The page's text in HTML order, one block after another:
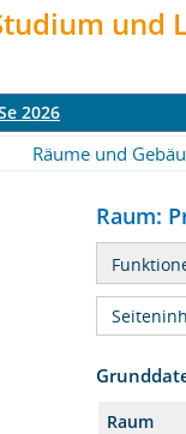
und
2026
Räume und
Raum:
Raum